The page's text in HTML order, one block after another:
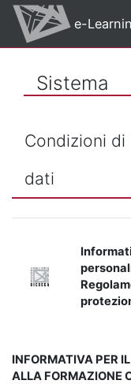
Vai al contenuto
e-
Sistema
Condizioni
dati
INFORMATIVA PER
ALLA FORMAZIONE